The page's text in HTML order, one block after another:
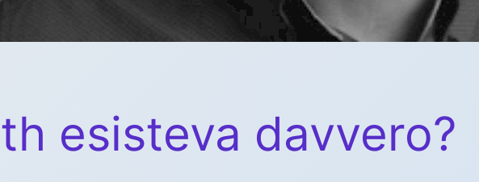
esisteva davvero?